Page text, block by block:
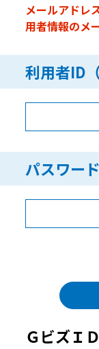
メールアドレ
用者情報のメ
利用者ID
パスワード
ＧビズＩ